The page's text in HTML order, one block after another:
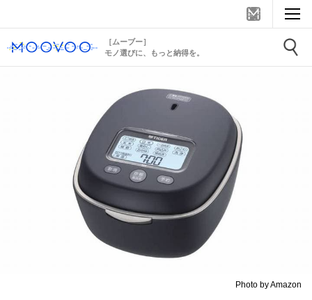
［ムーブー］
モノ選びに、もっと納得を。
Photo by Amazon